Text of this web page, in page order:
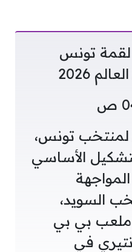
تونس
2026
لمنتخب تونس،
الأساسي
السويد،
بي بي
في